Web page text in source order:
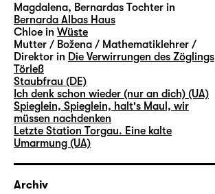
Magdalena, Bernardas Tochter in
Bernarda Albas Haus
Chloe in Wüste
Mutter / Božena / Mathematiklehrer /
Direktor in Die Verwirrungen des Zöglings
Törleß
Staubfrau (DE)
Ich denk schon wieder (nur an dich) (UA)
Spieglein, Spieglein, halt's Maul, wir
müssen nachdenken
Letzte Station Torgau. Eine kalte
Umarmung (UA)
Archiv